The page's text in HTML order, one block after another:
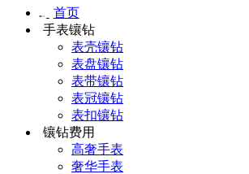
首页
手表镶钻
表壳镶钻
表盘镶钻
表带镶钻
表冠镶钻
表扣镶钻
镶钻费用
高奢手表
奢华手表